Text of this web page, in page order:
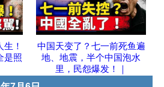
！
是照
中国天变了？七一前死鱼遍
地、地震，半个中国泡水
里，民怨爆发！｜